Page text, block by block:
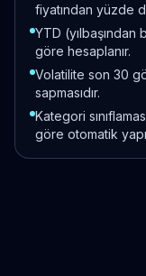
fiyatından yüzde
YTD (yılbaşından
göre hesaplanır.
Volatilite son 30
sapmasıdır.
Kategori
göre otomatik